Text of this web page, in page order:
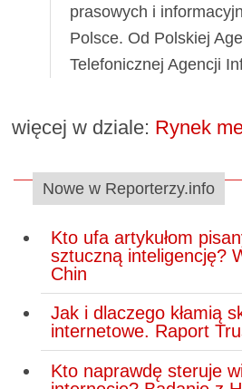
prasowych i
Polsce. Od Polskiej
Telefonicznej Agencji
więcej w dziale: Rynek
Nowe w Reporterzy.info
Kto ufa artykułom
sztuczną inteligencję?
Chin
Jak i dlaczego kłamią
internetowe. Raport
Kto naprawdę steruje